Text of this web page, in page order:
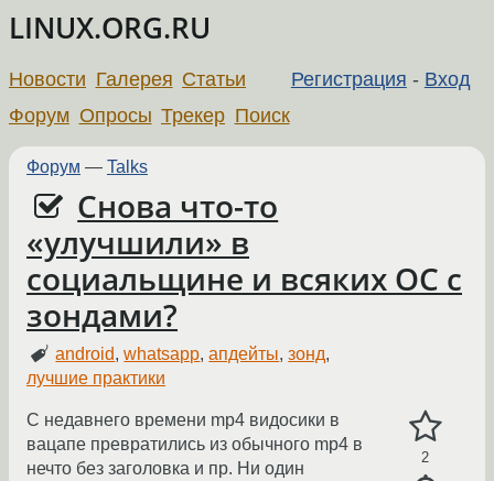
LINUX.ORG.RU
Регистрация - Вход
Новости Галерея Статьи
Форум Опросы Трекер Поиск
Форум — Talks
Снова что-то
«улучшили» в
социальщине и всяких ОС с
зондами?
android,whatsapp,апдейты,зонд,
лучшие практики
2
С недавнего времени mp4 видосики в
вацапе превратились из обычного mp4 в
нечто без заголовка и пр. Ни один